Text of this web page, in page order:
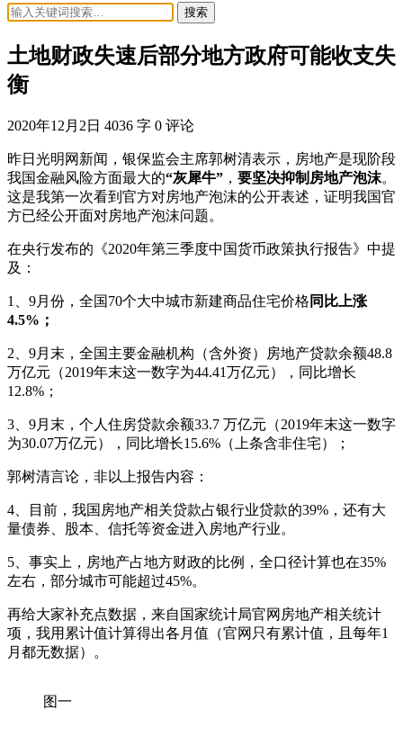
搜索
土地财政失速后部分地方政府可能收支失
衡
2020年12月2日 4036 字 0 评论
昨日光明网新闻，银保监会主席郭树清表示，房地产是现阶段
我国金融风险方面最大的“灰犀牛” ， 要坚决抑制房地产泡沫。
这是我第一次看到官方对房地产泡沫的公开表述，证明我国官
方已经公开面对房地产泡沫问题。
在央行发布的《2020年第三季度中国货币政策执行报告》中提
及：
1、9月份，全国70个大中城市新建商品住宅价格 同比上涨
4.5%；
2、9月末，全国主要金融机构（含外资）房地产贷款余额48.8
万亿元（2019年末这一数字为44.41万亿元），同比增长
12.8%；
3、9月末，个人住房贷款余额33.7 万亿元（2019年末这一数字
为30.07万亿元），同比增长15.6%（上条含非住宅）；
郭树清言论，非以上报告内容：
4、目前，我国房地产相关贷款占银行业贷款的39%，还有大
量债券、股本、信托等资金进入房地产行业。
5、事实上，房地产占地方财政的比例，全口径计算也在35%
左右，部分城市可能超过45%。
再给大家补充点数据，来自国家统计局官网房地产相关统计
项，我用累计值计算得出各月值（官网只有累计值，且每年1
月都无数据）。
图一